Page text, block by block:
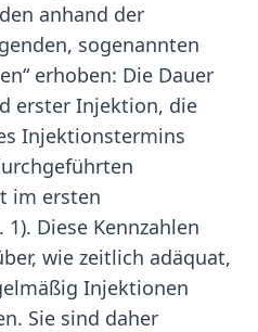
anhand der
sogenannten
erhoben: Die Dauer
erster Injektion, die
Injektionstermins
im ersten
Diese Kennzahlen
wie zeitlich adäquat,
Injektionen
Sie sind daher